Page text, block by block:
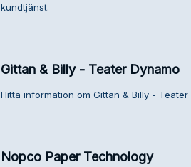
kundtjänst.
Gittan & Billy - Teater Dynamo
Hitta information om Gittan & Billy -
Nopco Paper Technology